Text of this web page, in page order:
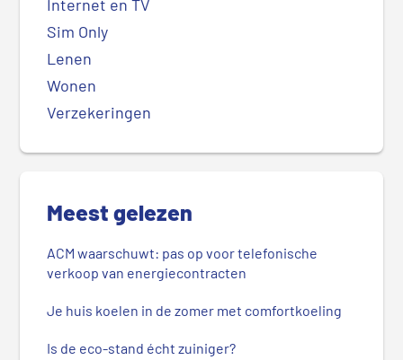
Internet en TV
Sim Only
Lenen
Wonen
Verzekeringen
Meest gelezen
ACM waarschuwt: pas op voor telefonische
verkoop van energiecontracten
Je huis koelen in de zomer met comfortkoeling
Is de eco-stand écht zuiniger?